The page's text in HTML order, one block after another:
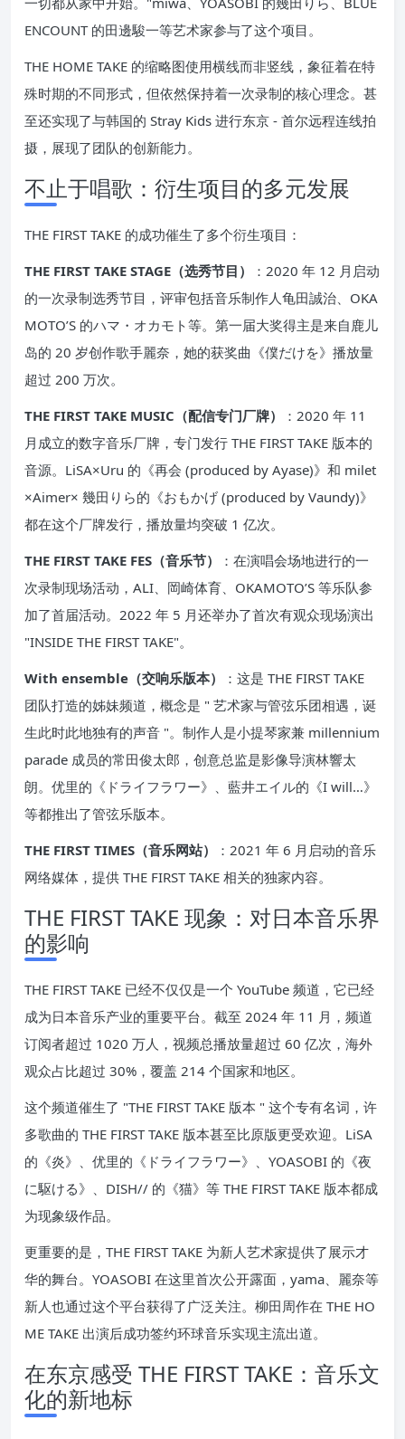
ENCOUNT 的田邊駿一等艺术家参与了这个项目。
THE HOME TAKE 的缩略图使用横线而非竖线，象征着在特
殊时期的不同形式，但依然保持着一次录制的核心理念。甚
至还实现了与韩国的 Stray Kids 进行东京 - 首尔远程连线拍
摄，展现了团队的创新能力。
不止于唱歌：衍生项目的多元发展
THE FIRST TAKE 的成功催生了多个衍生项目：
THE FIRST TAKE STAGE（选秀节目）
：2020 年 12 月启动
的一次录制选秀节目，评审包括音乐制作人龟田誠治、OKA
MOTO’S 的ハマ・オカモト等。第一届大奖得主是来自鹿儿
岛的 20 岁创作歌手麗奈，她的获奖曲《僕だけを》播放量
超过 200 万次。
THE FIRST TAKE MUSIC（配信专门厂牌）
：2020 年 11
月成立的数字音乐厂牌，专门发行 THE FIRST TAKE 版本的
音源。LiSA×Uru 的《再会 (produced by Ayase)》和 milet
×Aimer× 幾田りら的《おもかげ (produced by Vaundy)》
都在这个厂牌发行，播放量均突破 1 亿次。
THE FIRST TAKE FES（音乐节）
：在演唱会场地进行的一
次录制现场活动，ALI、岡崎体育、OKAMOTO’S 等乐队参
加了首届活动。2022 年 5 月还举办了首次有观众现场演出
"INSIDE THE FIRST TAKE"。
With ensemble（交响乐版本）
：这是 THE FIRST TAKE
团队打造的姊妹频道，概念是 " 艺术家与管弦乐团相遇，诞
生此时此地独有的声音 "。制作人是小提琴家兼 millennium
parade 成员的常田俊太郎，创意总监是影像导演林響太
朗。优里的《ドライフラワー》、藍井エイル的《I will…》
等都推出了管弦乐版本。
THE FIRST TIMES（音乐网站）
：2021 年 6 月启动的音乐
网络媒体，提供 THE FIRST TAKE 相关的独家内容。
THE FIRST TAKE 现象：对日本音乐界
的影响
THE FIRST TAKE 已经不仅仅是一个 YouTube 频道，它已经
成为日本音乐产业的重要平台。截至 2024 年 11 月，频道
订阅者超过 1020 万人，视频总播放量超过 60 亿次，海外
观众占比超过 30%，覆盖 214 个国家和地区。
这个频道催生了 "THE FIRST TAKE 版本 " 这个专有名词，许
多歌曲的 THE FIRST TAKE 版本甚至比原版更受欢迎。LiSA
的《炎》、优里的《ドライフラワー》、YOASOBI 的《夜
に駆ける》、DISH// 的《猫》等 THE FIRST TAKE 版本都成
为现象级作品。
更重要的是，THE FIRST TAKE 为新人艺术家提供了展示才
华的舞台。YOASOBI 在这里首次公开露面，yama、麗奈等
新人也通过这个平台获得了广泛关注。柳田周作在 THE HO
ME TAKE 出演后成功签约环球音乐实现主流出道。
在东京感受 THE FIRST TAKE：音乐文
化的新地标